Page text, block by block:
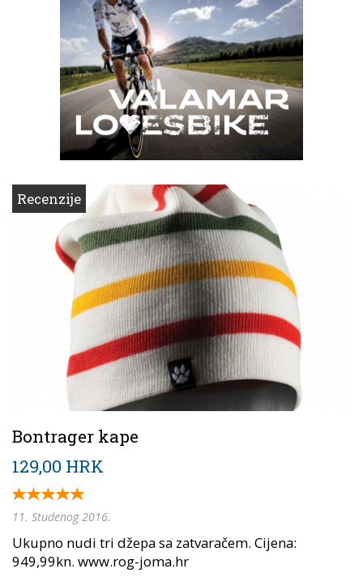
Recenzije
Bontrager kape
129,00 HRK
11. Studenog 2016.
Ukupno nudi tri džepa sa zatvaračem. Cijena:
949,99kn. www.rog-joma.hr